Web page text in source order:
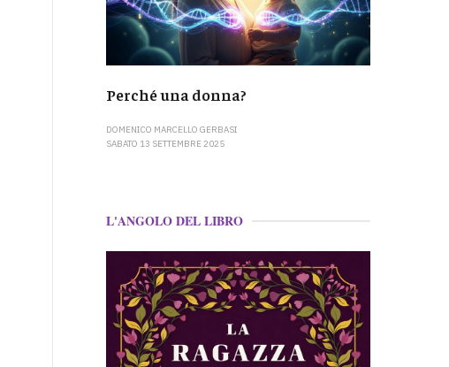
Perché una donna?
DOMENICO MARCELLO GERBASI
SABATO 13 SETTEMBRE 2025
L'ANGOLO DEL LIBRO